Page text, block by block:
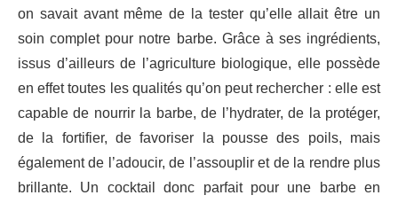
on savait avant même de la tester qu’elle allait être un
soin complet pour notre barbe. Grâce à ses ingrédients,
issus d’ailleurs de l’agriculture biologique, elle possède
en effet toutes les qualités qu’on peut rechercher : elle est
capable de nourrir la barbe, de l’hydrater, de la protéger,
de la fortifier, de favoriser la pousse des poils, mais
également de l’adoucir, de l’assouplir et de la rendre plus
brillante. Un cocktail donc parfait pour une barbe en